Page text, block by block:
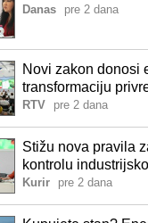
Danas pre 2 dana
Novi zakon donosi
transformaciju
RTV pre 2 dana
Stižu nova pravila
kontrolu
Kurir pre 2 dana